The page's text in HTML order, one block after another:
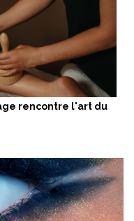
rencontre l'art du